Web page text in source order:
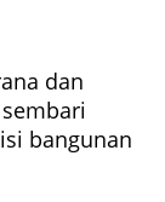
dan
bangunan